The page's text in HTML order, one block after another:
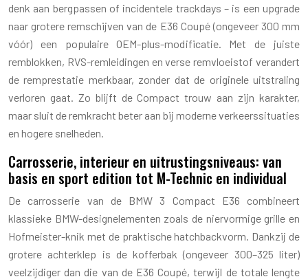
denk aan bergpassen of incidentele trackdays – is een upgrade
naar grotere remschijven van de E36 Coupé (ongeveer 300 mm
vóór) een populaire OEM-plus-modificatie. Met de juiste
remblokken, RVS-remleidingen en verse remvloeistof verandert
de remprestatie merkbaar, zonder dat de originele uitstraling
verloren gaat. Zo blijft de Compact trouw aan zijn karakter,
maar sluit de remkracht beter aan bij moderne verkeerssituaties
en hogere snelheden.
Carrosserie, interieur en uitrustingsniveaus: van
basis en sport edition tot M-Technic en individual
De carrosserie van de BMW 3 Compact E36 combineert
klassieke BMW-designelementen zoals de niervormige grille en
Hofmeister-knik met de praktische hatchbackvorm. Dankzij de
grotere achterklep is de kofferbak (ongeveer 300–325 liter)
veelzijdiger dan die van de E36 Coupé, terwijl de totale lengte